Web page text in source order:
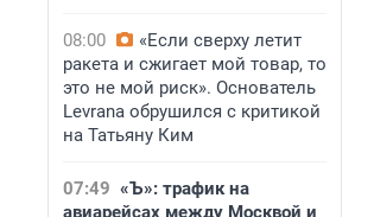
08:00
«Если сверху летит
ракета и сжигает мой товар, то
это не мой риск». Основатель
Levrana обрушился с критикой
на Татьяну Ким
07:49 «Ъ»: трафик на
авиарейсах между Москвой и